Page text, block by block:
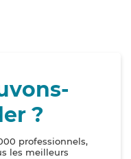
?
professionnels,
les meilleurs